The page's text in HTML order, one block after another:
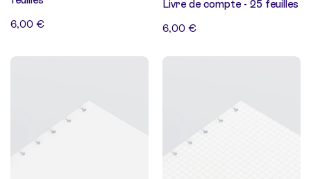
6,00 €
Livre de compte - 25 feuilles
6,00 €